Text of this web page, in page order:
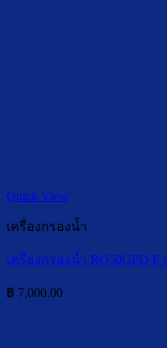
Quick View
เครื่องกรองน้ำ
เครื่องกรองน้ำ RO50GPD-
฿ 7,000.00